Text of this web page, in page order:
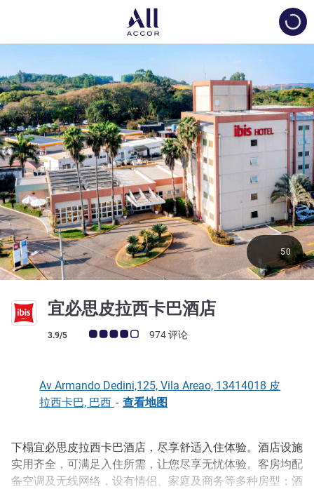
宜必思皮拉西卡巴酒店
客户意见评级 (ALL 评级)
3.9/5 974 评论
50
Av Armando Dedini,125, Vila Areao, 13414018 皮
拉西卡巴, 巴西 - 查看地图
描述
下榻宜必思皮拉西卡巴酒店，尽享舒适入住体验。酒店设施
实用齐全，可满足入住所需，让您尽享无忧体验。客房均配
备空调及无线网络，设有情侣、家庭及商务等多种房型；酒